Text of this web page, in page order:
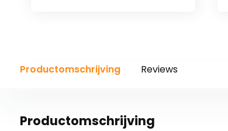
Productomschrijving Reviews
Productomschrijving